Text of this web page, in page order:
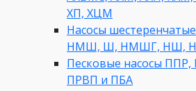
ХП, ХЦМ
Насосы
НМШ, Ш, НМШГ, НШ,
Песковые насосы
ПРВП и ПБА